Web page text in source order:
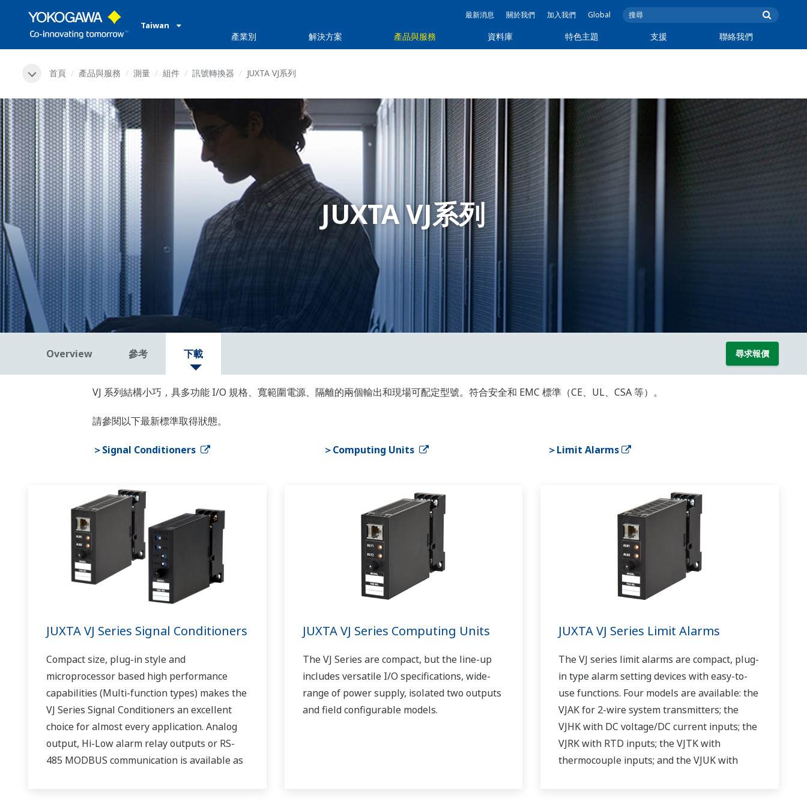
Taiwan
最新消息 關於我們 加入我們 Global
產業別 解決方案 產品與服務 資料庫 特色主題 支援 聯絡我們
首頁 產品與服務 測量 組件 訊號轉換器 JUXTA VJ系列
JUXTA VJ系列
Overview 參考 下載 尋求報價
VJ 系列結構小巧，具多功能 I/O 規格、寬範圍電源、隔離的兩個輸出和現場可配定型號。符合安全和 EMC 標準（CE、UL、CSA 等）。
請參閱以下最新標準取得狀態。
＞Signal Conditioners ＞Computing Units ＞Limit Alarms
JUXTA VJ Series Signal Conditioners
Compact size, plug-in style and
microprocessor based high performance
capabilities (Multi-function types) makes the
VJ Series Signal Conditioners an excellent
choice for almost every application. Analog
output, Hi-Low alarm relay outputs or RS-
485 MODBUS communication is available as
JUXTA VJ Series Computing Units
The VJ Series are compact, but the line-up
includes versatile I/O specifications, wide-
range of power supply, isolated two outputs
and field configurable models.
JUXTA VJ Series Limit Alarms
The VJ series limit alarms are compact, plug-
in type alarm setting devices with easy-to-
use functions. Four models are available: the
VJAK for 2-wire system transmitters; the
VJHK with DC voltage/DC current inputs; the
VJRK with RTD inputs; the VJTK with
thermocouple inputs; and the VJUK with